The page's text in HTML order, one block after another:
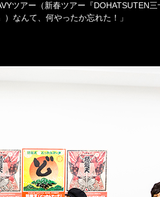
ツアー（新春ツアー『DOHATSUTEN三
なんて、何やったか忘れた！」